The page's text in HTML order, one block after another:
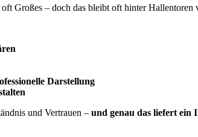
Großes – doch das bleibt oft hinter
Darstellung
und Vertrauen – und genau das liefert ein